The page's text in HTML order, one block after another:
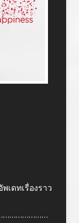
เดทเรื่องราว